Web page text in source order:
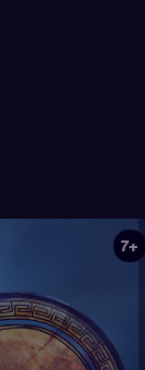
wijzen dat de
7+